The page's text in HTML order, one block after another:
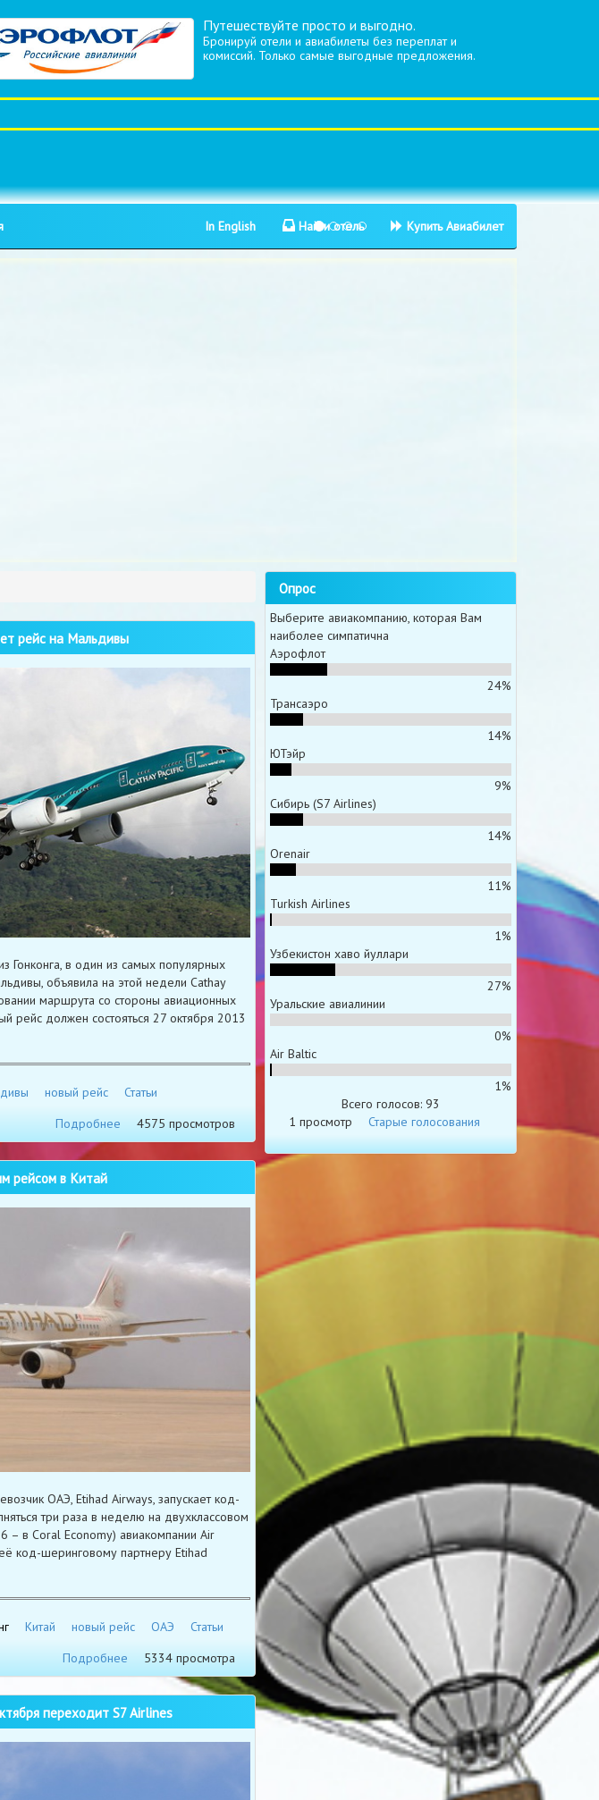
Путешествуйте просто и выгодно.
Бронируй отели и авиабилеты без переплат и
комиссий. Только самые выгодные предложения.
In English Найти отель Купить Авиабилет
рейс на Мальдивы
Гонконга, в один из самых популярных
объявила на этой недели Cathay
маршрута со стороны авиационных
рейс должен состояться 27 октября 2013
новый рейс
Статьи
Подробнее
4575 просмотров
рейсом в Китай
ОАЭ, Etihad Airways, запускает код-
три раза в неделю на двухклассовом
– в Coral Economy) авиакомпании Air
код-шеринговому партнеру Etihad
Китай новый рейс ОАЭ
Статьи
Подробнее
5334 просмотра
переходит S7 Airlines
Опрос
Выберите авиакомпанию, которая Вам
наиболее симпатична
Аэрофлот
24%
Трансаэро
14%
ЮТэйр
9%
Сибирь (S7 Airlines)
14%
Orenair
11%
Turkish Airlines
1%
Узбекистон хаво йуллари
27%
Уральские авиалинии
0%
Air Baltic
1%
Всего голосов: 93
1 просмотр
Старые голосования